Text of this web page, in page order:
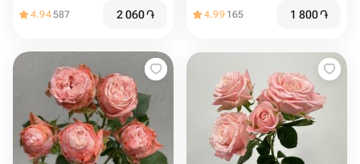
4.94587 2 060֏ 4.99 165 1 800֏